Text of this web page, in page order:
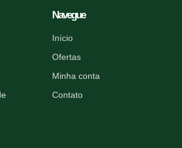
Navegue
Início
Ofertas
Minha conta
Contato